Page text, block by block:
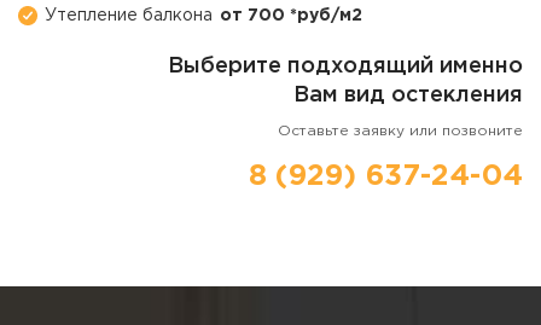
Утепление балкона от 700 *руб/м2
Выберите подходящий именно
Вам вид остекления
Оставьте заявку или позвоните
8 (929) 637-24-04